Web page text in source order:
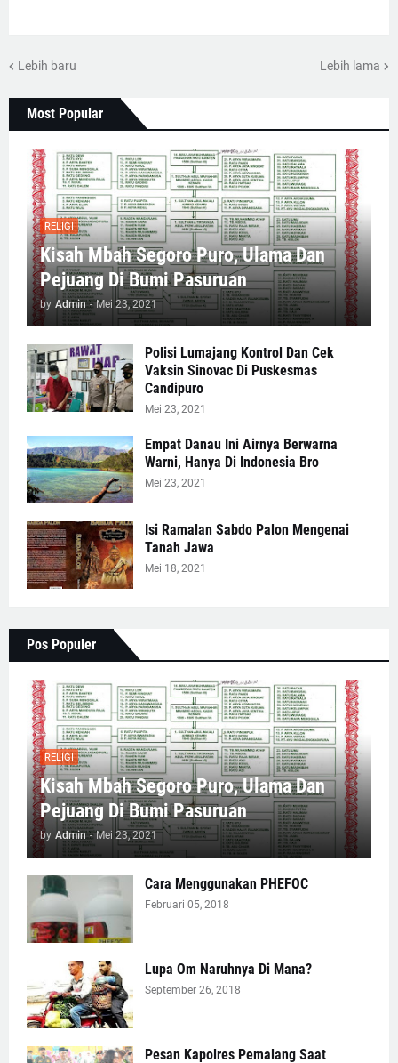
Lebih baru Lebih lama
Most Popular
RELIGI
Kisah Mbah Segoro Puro, Ulama Dan
Pejuang Di Bumi Pasuruan
by Admin - Mei 23, 2021
Polisi Lumajang Kontrol Dan Cek
Vaksin Sinovac Di Puskesmas
Candipuro
Mei 23, 2021
Empat Danau Ini Airnya Berwarna
Warni, Hanya Di Indonesia Bro
Mei 23, 2021
Isi Ramalan Sabdo Palon Mengenai
Tanah Jawa
Mei 18, 2021
Pos Populer
RELIGI
Kisah Mbah Segoro Puro, Ulama Dan
Pejuang Di Bumi Pasuruan
by Admin - Mei 23, 2021
Cara Menggunakan PHEFOC
Februari 05, 2018
Lupa Om Naruhnya Di Mana?
September 26, 2018
Pesan Kapolres Pemalang Saat